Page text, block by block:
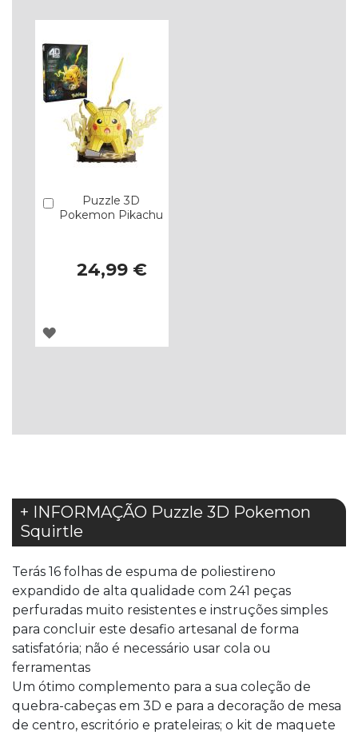
DE
DESEJOS
Puzzle 3D
Pokemon Pikachu
24,99 €
Comprar
ADICIONAR
+ INFORMAÇÃO Puzzle 3D Pokemon
Squirtle
Terás 16 folhas de espuma de poliestireno
expandido de alta qualidade com 241 peças
perfuradas muito resistentes e instruções simples
para concluir este desafio artesanal de forma
satisfatória; não é necessário usar cola ou
ferramentas
Um ótimo complemento para a sua coleção de
quebra-cabeças em 3D e para a decoração de mesa
de centro, escritório e prateleiras; o kit de maquete